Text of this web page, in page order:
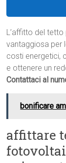
L’affitto del
vantaggiosa per
costi energetici,
e ottenere un
Contattaci al
bonificare
affittare